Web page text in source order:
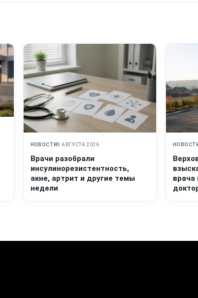
НОВОСТИ8 АВГУСТА 2026
Врачи разобрали
инсулинорезистентность,
акне, артрит и другие темы
недели
НОВОСТИ
врача